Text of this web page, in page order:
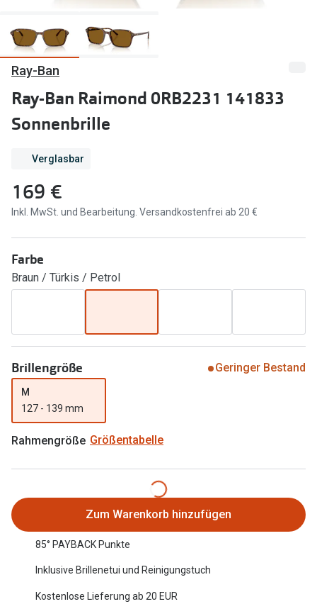
Brillen Sale
Marken
Ray-Ban
DbyD
Prada
Seen
Miu Miu
alle Marken
Ratgeber
Gleitsicht Ratgeber
Alle Brillen Ratgeber
Angebote
Brillen 2 für 1
20% auf selbsttönende Gläser
Back to School: 50% auf die zweite Kinderbrille
Nuance Audio Brille
Ray-Ban Meta
Oakley Meta
Brillentrends 2026
Ray-Ban
Ray-Ban
Oakley
Zubehör
Ray-Ban
Ray-Ban Raimond 0RB2231 141833
Sonnenbrille
Verglasbar
169 €
Inkl. MwSt. und Bearbeitung. Versandkostenfrei ab 20 €
Farbe
Braun / Türkis / Petrol
Brillengröße Geringer Bestand
M
127 - 139 mm
Rahmengröße Größentabelle
Zum Warenkorb hinzufügen
85° PAYBACK Punkte
Inklusive Brillenetui und Reinigungstuch
Kostenlose Lieferung ab 20 EUR